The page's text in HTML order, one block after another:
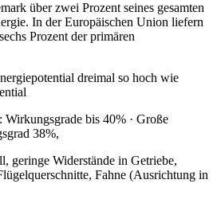
über zwei Prozent seines gesamten
In der Europäischen Union liefern
Prozent der primären
dreimal so hoch wie
bis 40% · Große
38%,
geringe Widerstände in Getriebe,
Fahne (Ausrichtung in